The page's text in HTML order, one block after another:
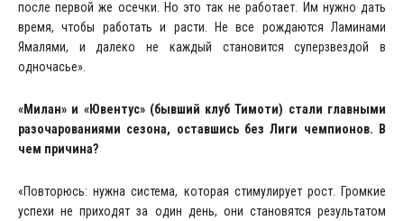
после первой же осечки. Но это так не работает. Им нужно дать
время, чтобы работать и расти. Не все рождаются Ламинами
Ямалями, и далеко не каждый становится суперзвездой в
одночасье».
«Милан» и «Ювентус» (бывший клуб Тимоти) стали главными
разочарованиями сезона, оставшись без Лиги чемпионов. В
чем причина?
«Повторюсь: нужна система, которая стимулирует рост. Громкие
успехи не приходят за один день, они становятся результатом